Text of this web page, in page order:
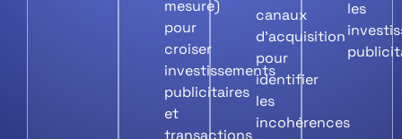
mesure)
pour
croiser
investissements
publicitaires
et
transactions
canaux
d’acquisition
pour
identifier
les
incohérences
les